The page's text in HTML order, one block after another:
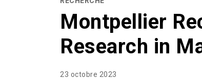
Montpellier
Research in
23 octobre 2023